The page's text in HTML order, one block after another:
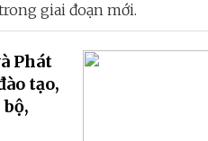
giai đoạn mới.
Phát
tạo,